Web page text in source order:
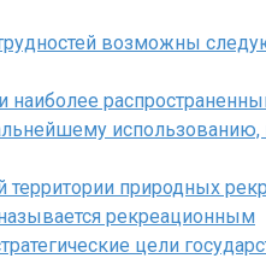
возможны
наиболее
природных
рекреационным
цели